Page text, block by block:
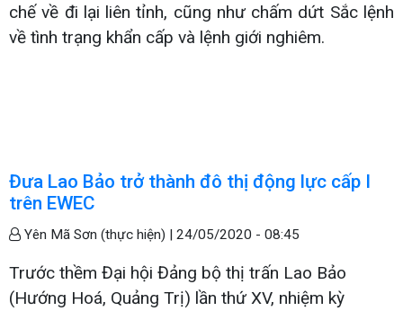
chế về đi lại liên tỉnh, cũng như chấm dứt Sắc lệnh
về tình trạng khẩn cấp và lệnh giới nghiêm.
Đưa Lao Bảo trở thành đô thị động lực cấp I
trên EWEC
Yên Mã Sơn (thực hiện) | 24/05/2020 - 08:45
Trước thềm Đại hội Đảng bộ thị trấn Lao Bảo
(Hướng Hoá, Quảng Trị) lần thứ XV, nhiệm kỳ